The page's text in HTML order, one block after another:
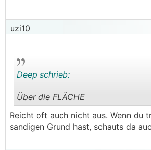
uzi10
..
Deep schrieb:
Über die FLÄCHE
Reicht oft auch nicht aus. Wenn du
sandigen Grund hast, schauts da